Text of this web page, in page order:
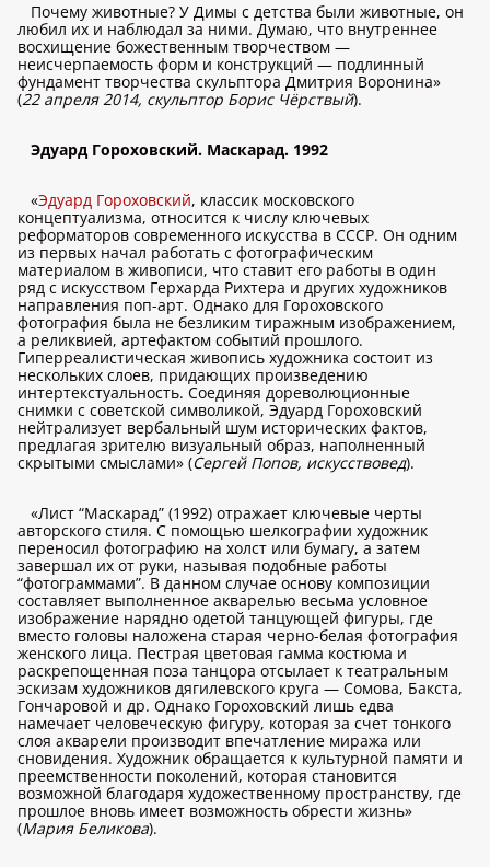
Почему животные? У Димы с детства были животные, он
любил их и наблюдал за ними. Думаю, что внутреннее
восхищение божественным творчеством —
неисчерпаемость форм и конструкций — подлинный
фундамент творчества скульптора Дмитрия Воронина»
(22 апреля 2014, скульптор Борис Чёрствый).
Эдуард Гороховский. Маскарад. 1992
«Эдуард Гороховский, классик московского
концептуализма, относится к числу ключевых
реформаторов современного искусства в СССР. Он одним
из первых начал работать с фотографическим
материалом в живописи, что ставит его работы в один
ряд с искусством Герхарда Рихтера и других художников
направления поп-арт. Однако для Гороховского
фотография была не безликим тиражным изображением,
а реликвией, артефактом событий прошлого.
Гиперреалистическая живопись художника состоит из
нескольких слоев, придающих произведению
интертекстуальность. Соединяя дореволюционные
снимки с советской символикой, Эдуард Гороховский
нейтрализует вербальный шум исторических фактов,
предлагая зрителю визуальный образ, наполненный
скрытыми смыслами» (Сергей Попов, искусствовед).
«Лист “Маскарад” (1992) отражает ключевые черты
авторского стиля. С помощью шелкографии художник
переносил фотографию на холст или бумагу, а затем
завершал их от руки, называя подобные работы
“фотограммами”. В данном случае основу композиции
составляет выполненное акварелью весьма условное
изображение нарядно одетой танцующей фигуры, где
вместо головы наложена старая черно-белая фотография
женского лица. Пестрая цветовая гамма костюма и
раскрепощенная поза танцора отсылает к театральным
эскизам художников дягилевского круга — Сомова, Бакста,
Гончаровой и др. Однако Гороховский лишь едва
намечает человеческую фигуру, которая за счет тонкого
слоя акварели производит впечатление миража или
сновидения. Художник обращается к культурной памяти и
преемственности поколений, которая становится
возможной благодаря художественному пространству, где
прошлое вновь имеет возможность обрести жизнь»
(Мария Беликова).